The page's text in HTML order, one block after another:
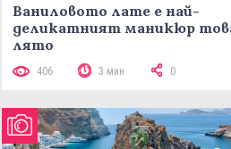
Ваниловото лате е най-
деликатният маникюр
лято
406 3 мин 0